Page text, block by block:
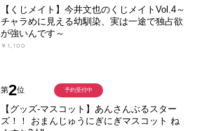
【くじメイト】今井文也のくじメイトVol.4～
チャラめに見える幼馴染、実は一途で独占欲
が強いんです～
￥1,100
第2位
【グッズ-マスコット】あんさんぶるスター
ズ！！ おまんじゅうにぎにぎマスコット ね
予約受付中